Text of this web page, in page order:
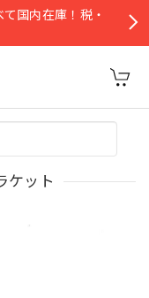
国内在庫！税・
ケット